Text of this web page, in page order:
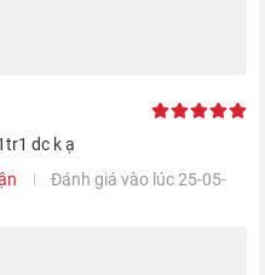
pin 3095 mAh, đáp ứng tốt
Theo công bố từ nhà Táo,
dụng lâu hơn tận 1.5 tiếng
Theo đó, thiết bị có thể phát
nhạc trong 75 tiếng.
dc k ạ
Đánh giá vào lúc 25-05-